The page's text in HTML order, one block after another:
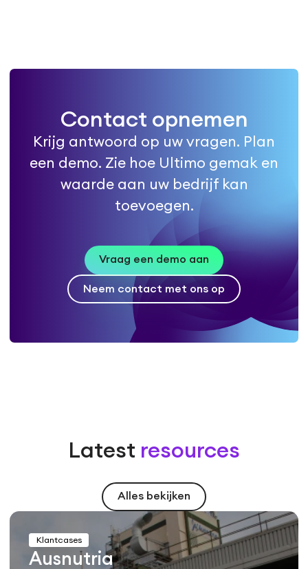
Contact opnemen
Krijg antwoord op uw vragen. Plan
een demo. Zie hoe Ultimo gemak en
waarde aan uw bedrijf kan
toevoegen.
Vraag een demo aan
Neem contact met ons op
Latest resources
Alles bekijken
Klantcases
Ausnutria